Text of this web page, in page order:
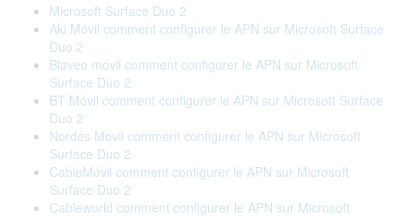
Microsoft Surface Duo 2
Aki Móvil comment configurer le APN sur Microsoft Surface
Duo 2
Blaveo móvil comment configurer le APN sur Microsoft
Surface Duo 2
BT Móvil comment configurer le APN sur Microsoft Surface
Duo 2
Nordés Móvil comment configurer le APN sur Microsoft
Surface Duo 2
CableMóvil comment configurer le APN sur Microsoft
Surface Duo 2
Cableworld comment configurer le APN sur Microsoft